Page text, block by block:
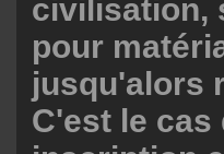
civilisation,
pour
jusqu'alors
C'est le cas